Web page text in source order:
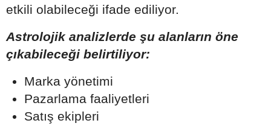
etkili olabileceği ifade ediliyor.
Astrolojik analizlerde şu alanların öne
çıkabileceği belirtiliyor:
Marka yönetimi
Pazarlama faaliyetleri
Satış ekipleri